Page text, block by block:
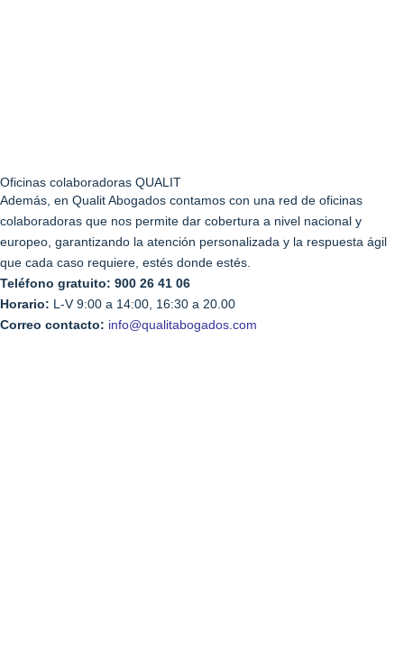
Oficinas colaboradoras QUALIT
Además, en Qualit Abogados contamos con una red de oficinas
colaboradoras que nos permite dar cobertura a nivel nacional y
europeo, garantizando la atención personalizada y la respuesta ágil
que cada caso requiere, estés donde estés.
Teléfono gratuito: 900 26 41 06
Horario: L-V 9:00 a 14:00, 16:30 a 20.00
Correo contacto: info@qualitabogados.com